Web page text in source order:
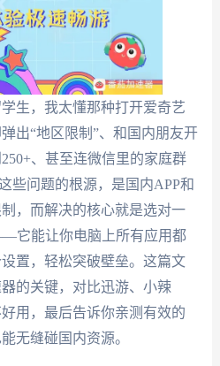
生，我太懂那种打开爱奇艺
出“地区限制”、和国内朋友开
、甚至连微信里的家庭群
些问题的根源，是国内APP和
，而解决的核心就是选对一
它能让你电脑上所有应用都
置，轻松突破壁垒。这篇文
的关键，对比迅游、小辣
用，最后告诉你亲测有效的
无缝碰国内资源。